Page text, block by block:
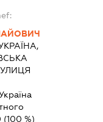
(100 %)